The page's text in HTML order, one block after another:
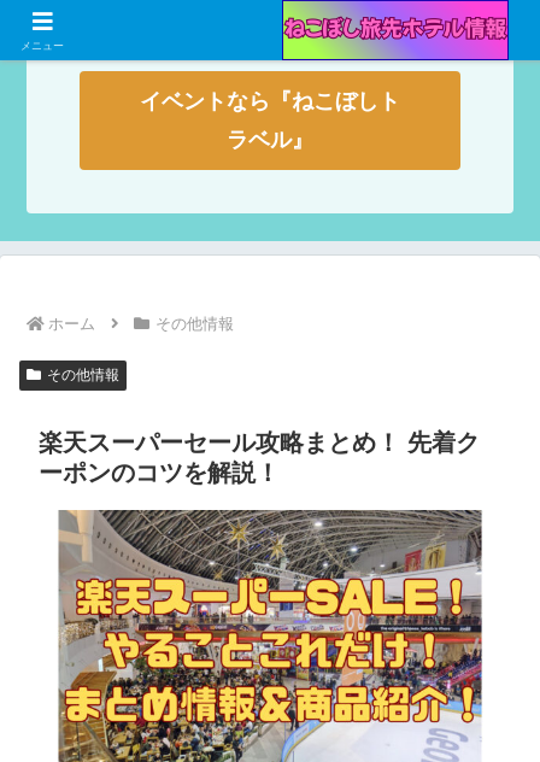
イベントなら『ねこぼしト
ラベル』
ホーム その他情報
その他情報
楽天スーパーセール攻略まとめ！ 先着ク
ーポンのコツを解説！
メニュー